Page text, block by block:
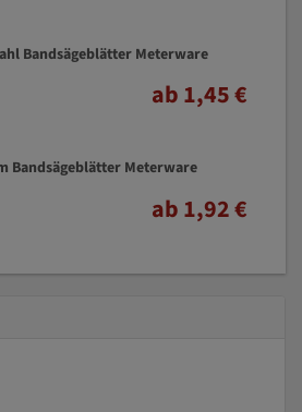
Bandsägeblätter Meterware
ab 1,45 €
Bandsägeblätter Meterware
ab 1,92 €